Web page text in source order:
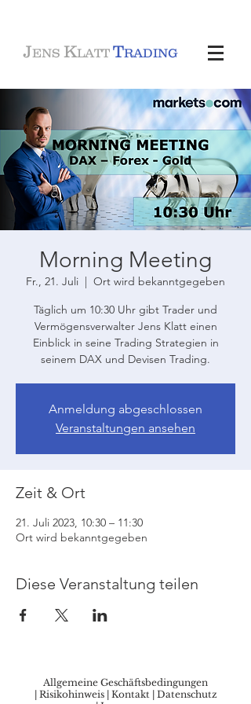
JENS KLATT TRADING
Morning Meeting
Fr., 21. Juli
  |
Ort wird bekanntgegeben
Täglich um 10:30 Uhr gibt Trader und
Vermögensverwalter Jens Klatt einen
Einblick in seine Trading Strategien in
seinem DAX und Devisen Trading.
Anmeldung abgeschlossen
Veranstaltungen ansehen
Zeit & Ort
21. Juli 2023, 10:30 – 11:30
Ort wird bekanntgegeben
Diese Veranstaltung teilen
Allgemeine Geschäftsbedingungen
| Risikohinweis| Kontakt | Datenschutz